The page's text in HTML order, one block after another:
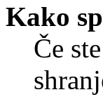
Kako
Če